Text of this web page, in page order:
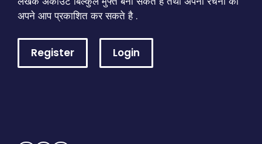
अपने आप प्रकाशित कर सकते है .
Register Login